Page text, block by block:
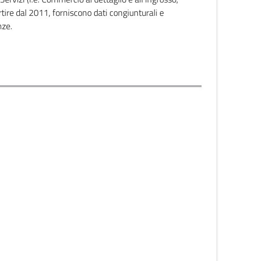
dal 2011, forniscono dati congiunturali e